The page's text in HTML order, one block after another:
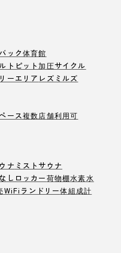
ック体育館
トピット加圧サイクル
ーエリア レズミルズ
ース複数店舗利用可
ナ ミストサウナ
しロッカー荷物棚水素水
WiFi ランドリー体組成計